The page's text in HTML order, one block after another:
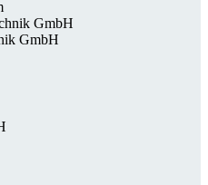
GmbH